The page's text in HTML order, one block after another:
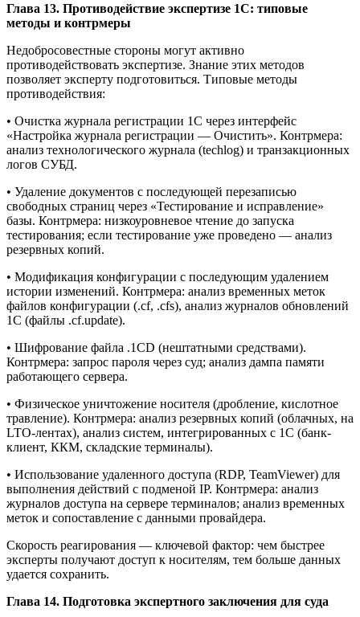
Глава 13. Противодействие экспертизе 1С: типовые
методы и контрмеры
Недобросовестные стороны могут активно
противодействовать экспертизе. Знание этих методов
позволяет эксперту подготовиться. Типовые методы
противодействия:
• Очистка журнала регистрации 1С через интерфейс
«Настройка журнала регистрации — Очистить». Контрмера:
анализ технологического журнала (techlog) и транзакционных
логов СУБД.
• Удаление документов с последующей перезаписью
свободных страниц через «Тестирование и исправление»
базы. Контрмера: низкоуровневое чтение до запуска
тестирования; если тестирование уже проведено — анализ
резервных копий.
• Модификация конфигурации с последующим удалением
истории изменений. Контрмера: анализ временных меток
файлов конфигурации (.cf, .cfs), анализ журналов обновлений
1С (файлы .cf.update).
• Шифрование файла .1CD (нештатными средствами).
Контрмера: запрос пароля через суд; анализ дампа памяти
работающего сервера.
• Физическое уничтожение носителя (дробление, кислотное
травление). Контрмера: анализ резервных копий (облачных, на
LTO-лентах), анализ систем, интегрированных с 1С (банк-
клиент, ККМ, складские терминалы).
• Использование удаленного доступа (RDP, TeamViewer) для
выполнения действий с подменой IP. Контрмера: анализ
журналов доступа на сервере терминалов; анализ временных
меток и сопоставление с данными провайдера.
Скорость реагирования — ключевой фактор: чем быстрее
эксперты получают доступ к носителям, тем больше данных
удается сохранить.
Глава 14. Подготовка экспертного заключения для суда